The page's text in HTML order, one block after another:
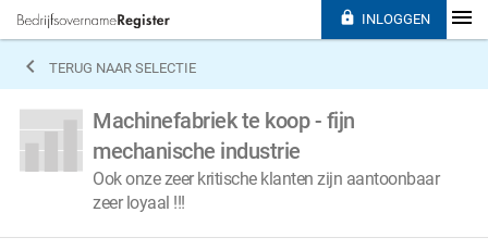
 TERUG NAAR SELECTIE
Machinefabriek te koop - fijn
mechanische industrie
Ook onze zeer kritische klanten zijn aantoonbaar
zeer loyaal !!!
 INLOGGEN